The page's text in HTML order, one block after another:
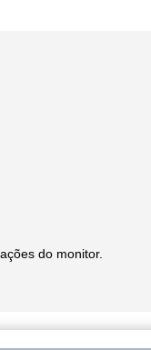
do monitor.